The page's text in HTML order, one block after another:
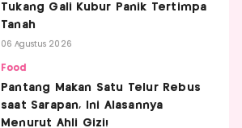
Tukang Gali Kubur Panik Tertimpa
Tanah
06 Agustus 2026
Food
Pantang Makan Satu Telur Rebus
saat Sarapan, Ini Alasannya
Menurut Ahli Gizi!